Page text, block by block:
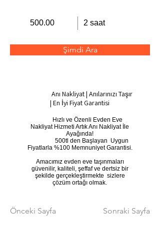
500.00 2 saat
Şimdi Ara
Anı Nakliyat | Anılarınızı Taşır
| En İyi Fiyat Garantisi
​ Hızlı ve Özenli Evden Eve
Nakliyat Hizmeti Artık Anı Nakliyat İle
Ayağında!
500tl den Başlayan Uygun
Fiyatlarla %100 Memnuniyet Garantisi.
Amacımız evden eve taşınmaları
güvenilir, kaliteli, şeffaf ve dertsiz bir
şekilde gerçekleştirmekte sizlere
çözüm ortağı olmak.
Önceki Sayfa Sonraki Sayfa